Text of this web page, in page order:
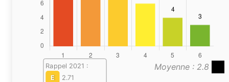
Moyenne : 2.8
Rappel 2021 :
E
2.71